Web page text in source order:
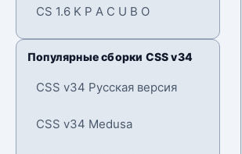
CS 1.6 K P A C U B O
Популярные сборки CSS v34
CSS v34 Русская версия
CSS v34 Medusa